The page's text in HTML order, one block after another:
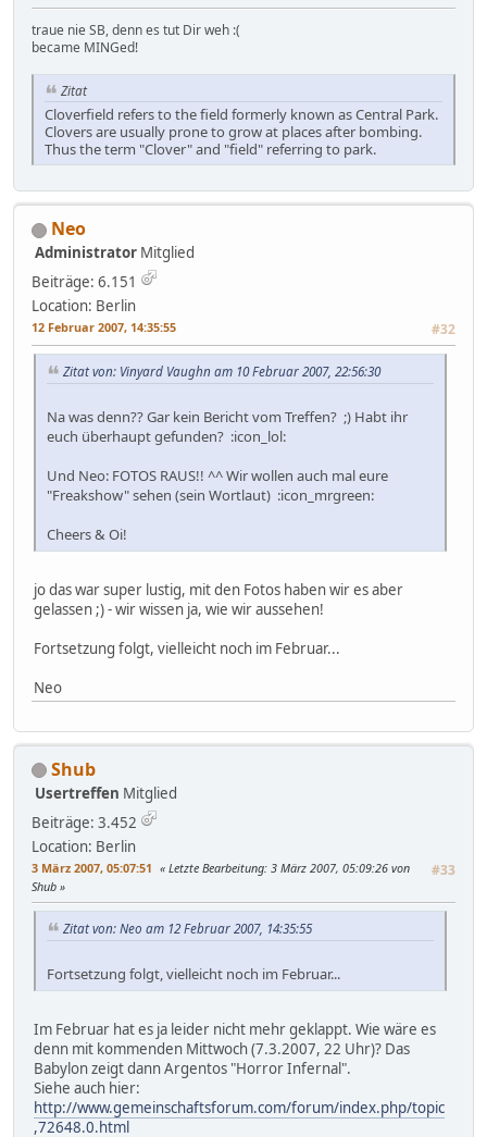
traue nie SB, denn es tut Dir weh :(
became MINGed!
Zitat
Cloverfield refers to the field formerly known as Central Park.
Clovers are usually prone to grow at places after bombing.
Thus the term "Clover" and "field" referring to park.
Neo
Administrator Mitglied
Beiträge: 6.151
Location: Berlin
12 Februar 2007, 14:35:55 #32
Zitat von: Vinyard Vaughn am 10 Februar 2007, 22:56:30
Na was denn?? Gar kein Bericht vom Treffen? ;) Habt ihr
euch überhaupt gefunden? :icon_lol:
Und Neo: FOTOS RAUS!! ^^ Wir wollen auch mal eure
"Freakshow" sehen (sein Wortlaut) :icon_mrgreen:
Cheers & Oi!
jo das war super lustig, mit den Fotos haben wir es aber
gelassen ;) - wir wissen ja, wie wir aussehen!
Fortsetzung folgt, vielleicht noch im Februar...
Neo
Shub
Usertreffen Mitglied
Beiträge: 3.452
Location: Berlin
3 März 2007, 05:07:51 #33
Letzte Bearbeitung: 3 März 2007, 05:09:26 von
Shub
Zitat von: Neo am 12 Februar 2007, 14:35:55
Fortsetzung folgt, vielleicht noch im Februar...
Im Februar hat es ja leider nicht mehr geklappt. Wie wäre es
denn mit kommenden Mittwoch (7.3.2007, 22 Uhr)? Das
Babylon zeigt dann Argentos "Horror Infernal".
Siehe auch hier:
http://www.gemeinschaftsforum.com/forum/index.php/topic
,72648.0.html